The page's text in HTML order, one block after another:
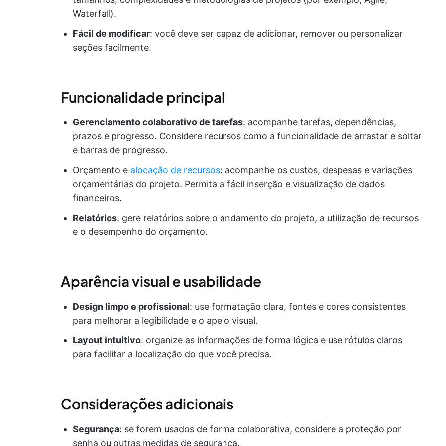
Waterfall).
Fácil de modificar: você deve ser capaz de adicionar, remover ou personalizar
seções facilmente.
Funcionalidade principal
Gerenciamento colaborativo de tarefas: acompanhe tarefas, dependências,
prazos e progresso. Considere recursos como a funcionalidade de arrastar e soltar
e barras de progresso.
Orçamento e alocação de recursos: acompanhe os custos, despesas e variações
orçamentárias do projeto. Permita a fácil inserção e visualização de dados
financeiros.
Relatórios: gere relatórios sobre o andamento do projeto, a utilização de recursos
e o desempenho do orçamento.
Aparência visual e usabilidade
Design limpo e profissional: use formatação clara, fontes e cores consistentes
para melhorar a legibilidade e o apelo visual.
Layout intuitivo: organize as informações de forma lógica e use rótulos claros
para facilitar a localização do que você precisa.
Considerações adicionais
Segurança: se forem usados de forma colaborativa, considere a proteção por
senha ou outras medidas de segurança.